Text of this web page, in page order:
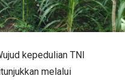
kepedulian TNI
melalui